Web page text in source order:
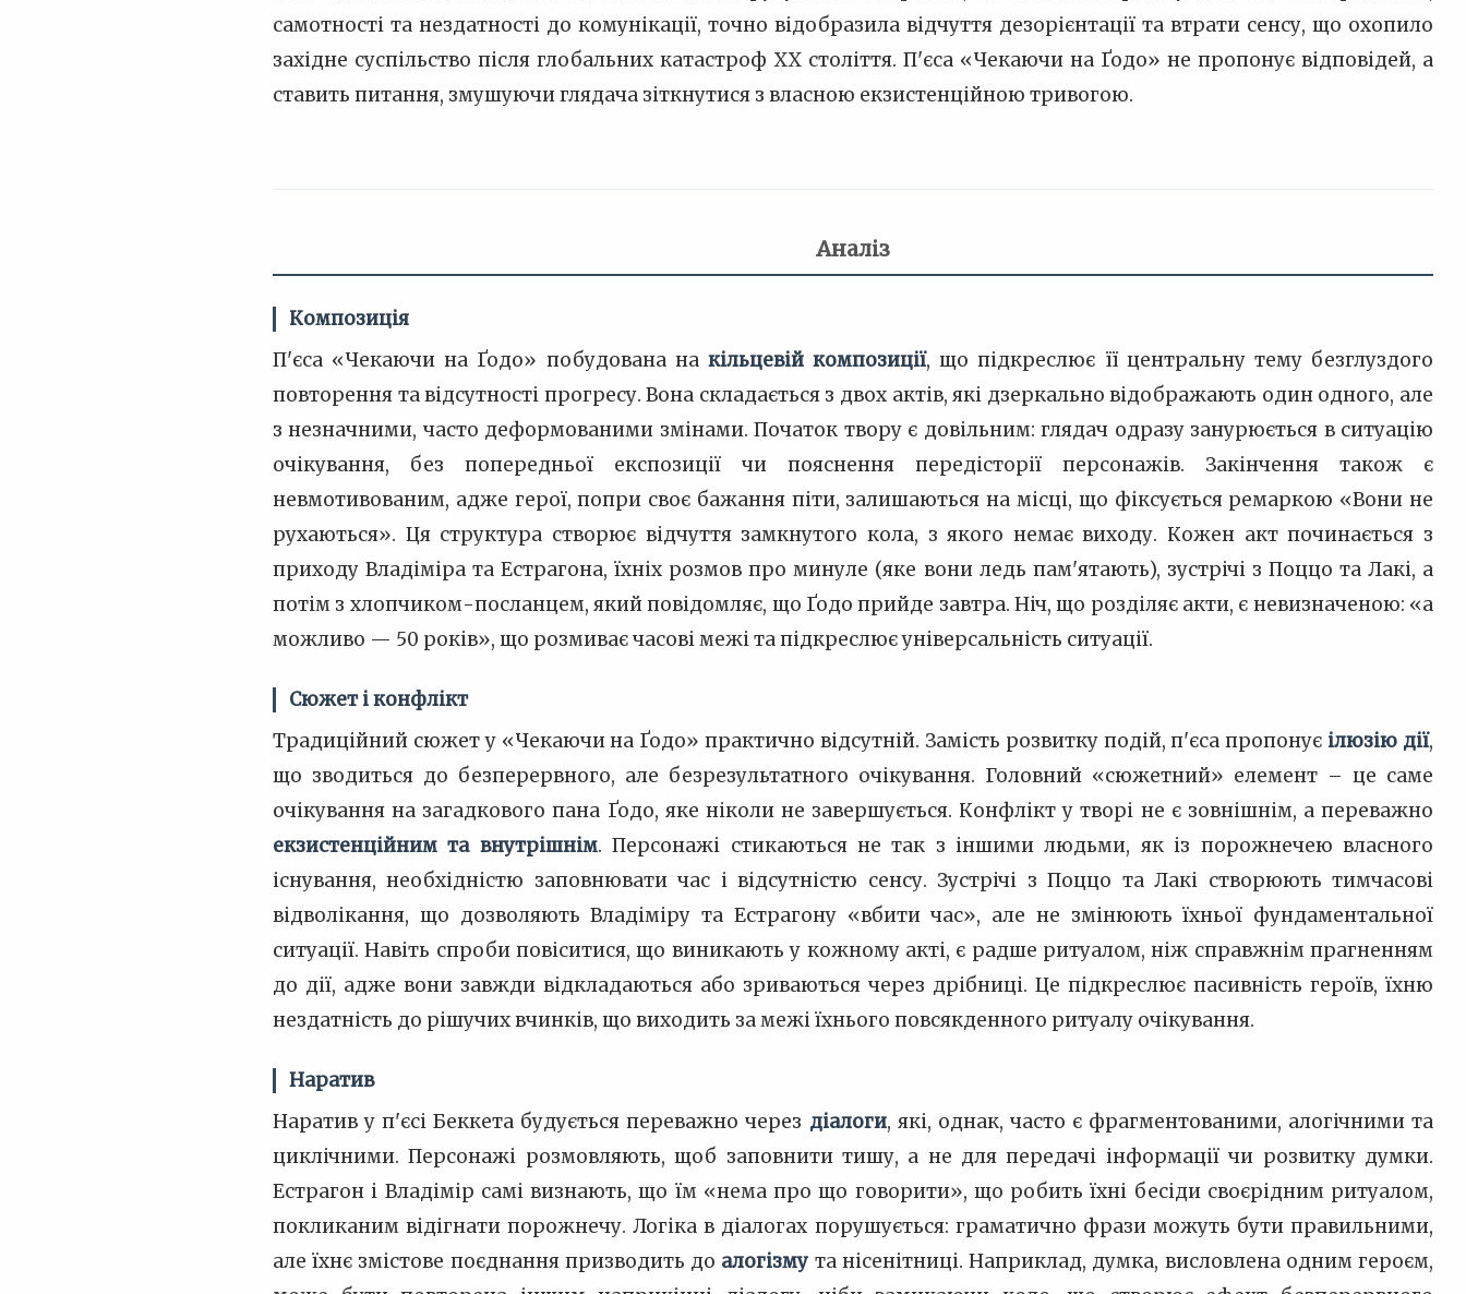
самотності та нездатності до комунікації, точно відобразила відчуття дезорієнтації та втрати сенсу, що охопило
західне суспільство після глобальних катастроф XX століття. П'єса «Чекаючи на Ґодо» не пропонує відповідей, а
ставить питання, змушуючи глядача зіткнутися з власною екзистенційною тривогою.
Аналіз
Композиція
П'єса «Чекаючи на Ґодо» побудована на кільцевій композиції, що підкреслює її центральну тему безглуздого
повторення та відсутності прогресу. Вона складається з двох актів, які дзеркально відображають один одного, але
з незначними, часто деформованими змінами. Початок твору є довільним: глядач одразу занурюється в ситуацію
очікування, без попередньої експозиції чи пояснення передісторії персонажів. Закінчення також є
невмотивованим, адже герої, попри своє бажання піти, залишаються на місці, що фіксується ремаркою «Вони не
рухаються». Ця структура створює відчуття замкнутого кола, з якого немає виходу. Кожен акт починається з
приходу Владіміра та Естрагона, їхніх розмов про минуле (яке вони ледь пам'ятають), зустрічі з Поццо та Лакі, а
потім з хлопчиком-посланцем, який повідомляє, що Ґодо прийде завтра. Ніч, що розділяє акти, є невизначеною: «а
можливо — 50 років», що розмиває часові межі та підкреслює універсальність ситуації.
Сюжет і конфлікт
Традиційний сюжет у «Чекаючи на Ґодо» практично відсутній. Замість розвитку подій, п'єса пропонує ілюзію дії,
що зводиться до безперервного, але безрезультатного очікування. Головний «сюжетний» елемент – це саме
очікування на загадкового пана Ґодо, яке ніколи не завершується. Конфлікт у творі не є зовнішнім, а переважно
екзистенційним та внутрішнім. Персонажі стикаються не так з іншими людьми, як із порожнечею власного
існування, необхідністю заповнювати час і відсутністю сенсу. Зустрічі з Поццо та Лакі створюють тимчасові
відволікання, що дозволяють Владіміру та Естрагону «вбити час», але не змінюють їхньої фундаментальної
ситуації. Навіть спроби повіситися, що виникають у кожному акті, є радше ритуалом, ніж справжнім прагненням
до дії, адже вони завжди відкладаються або зриваються через дрібниці. Це підкреслює пасивність героїв, їхню
нездатність до рішучих вчинків, що виходить за межі їхнього повсякденного ритуалу очікування.
Наратив
Наратив у п'єсі Беккета будується переважно через діалоги, які, однак, часто є фрагментованими, алогічними та
циклічними. Персонажі розмовляють, щоб заповнити тишу, а не для передачі інформації чи розвитку думки.
Естрагон і Владімір самі визнають, що їм «нема про що говорити», що робить їхні бесіди своєрідним ритуалом,
покликаним відігнати порожнечу. Логіка в діалогах порушується: граматично фрази можуть бути правильними,
але їхнє змістове поєднання призводить до алогізму та нісенітниці. Наприклад, думка, висловлена одним героєм,